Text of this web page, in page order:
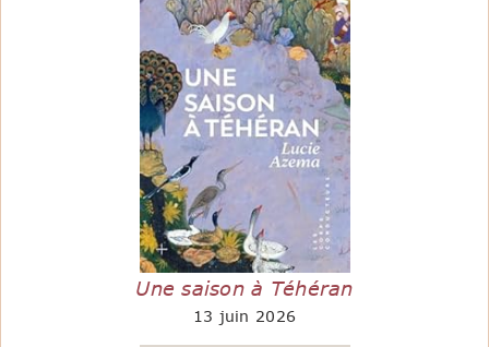
Une saison à Téhéran
13 juin 2026